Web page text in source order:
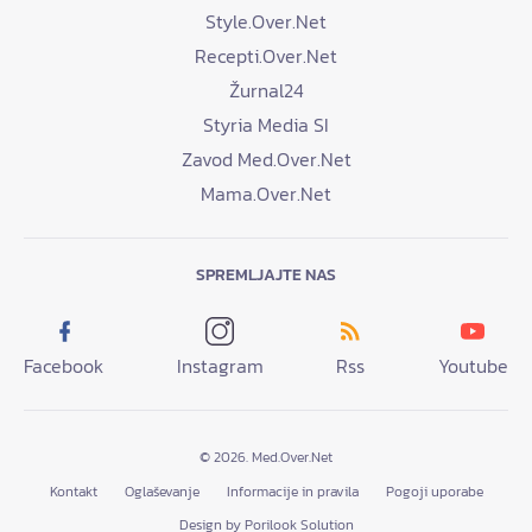
Style.Over.Net
Recepti.Over.Net
Žurnal24
Styria Media SI
Zavod Med.Over.Net
Mama.Over.Net
SPREMLJAJTE NAS
Facebook Instagram Rss Youtube
© 2026. Med.Over.Net
Kontakt
Oglaševanje Informacije in pravila
Pogoji uporabe
Design by Porilook Solution